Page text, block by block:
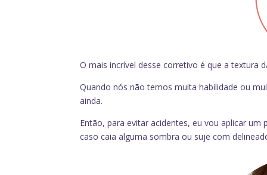
O mais incrível desse corretivo é que a textura
Quando nós não temos muita habilidade ou
ainda.
Então, para evitar acidentes, eu vou aplicar
caso caia alguma sombra ou suje com